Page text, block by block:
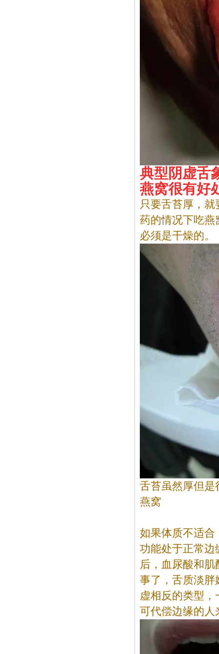
典型阴虚舌
燕窝很有好
只要舌苔厚，
药的情况下吃燕
必须是干燥的。
舌苔虽然厚但是
燕窝
如果体质不适合
功能处于正常边
后，血尿酸和
事了，舌质淡胖
虚相反的类型
可代偿边缘的人